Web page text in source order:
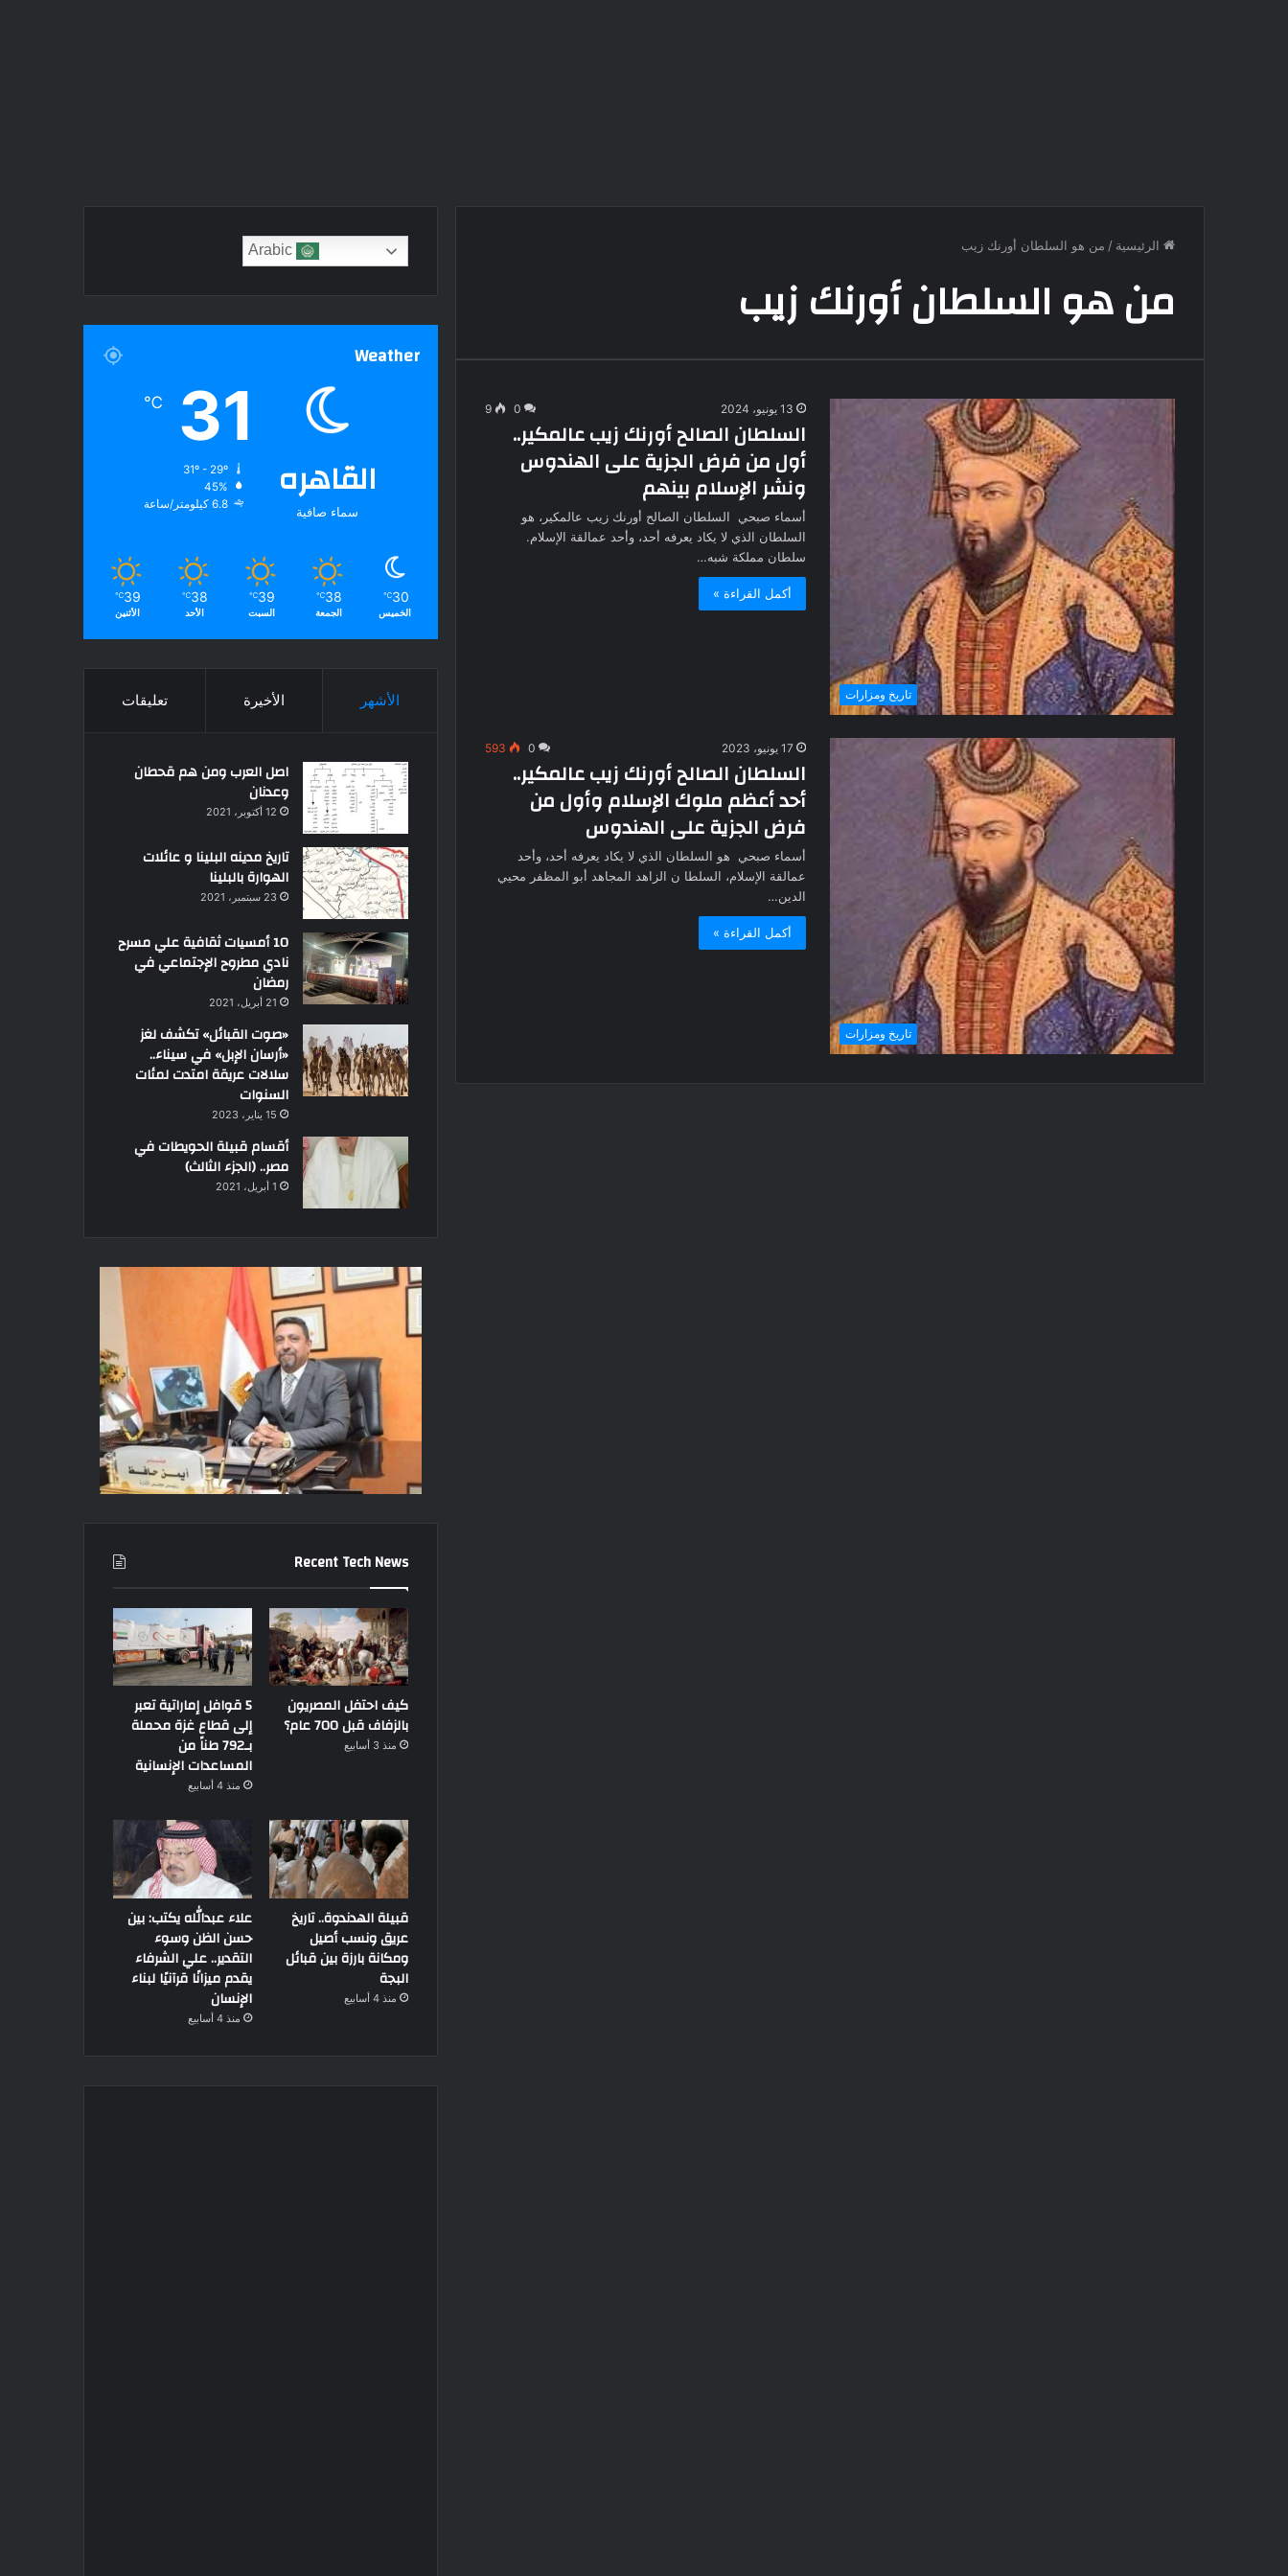
الرئيسية / من هو السلطان أورنك زيب
من هو السلطان أورنك زيب
تاريخ ومزارات
13 يونيو، 2024 0
9
السلطان الصالح أورنك زيب عالمكير..
أول من فرض الجزية على الهندوس
ونشر الإسلام بينهم
أسماء صبحي السلطان الصالح أورنك زيب عالمكير، هو
السلطان الذي لا يكاد يعرفه أحد، وأحد عمالقة الإسلام.
سلطان مملكة شبه…
أكمل القراءة »
تاريخ ومزارات
17 يونيو، 2023 0
593
السلطان الصالح أورنك زيب عالمكير..
أحد أعظم ملوك الإسلام وأول من
فرض الجزية على الهندوس
أسماء صبحي هو السلطان الذي لا يكاد يعرفه أحد، وأحد
عمالقة الإسلام، السلطا ن الزاهد المجاهد أبو المظفر محيي
الدين…
أكمل القراءة »
Arabic
Weather
القاهره
سماء صافية
31
℃
45%
6.8 كيلومتر/ساعة
30
℃
الخميس
38
℃
الجمعة
39
℃
السبت
38
℃
الأحد
39
℃
الأثنين
الأشهر الأخيرة تعليقات
اصل العرب ومن هم قحطان
وعدنان
12 أكتوبر، 2021
تاريخ مدينه البلينا و عائلات
الهوارة بالبلينا
23 سبتمبر، 2021
10 أمسيات ثقافية علي مسرح
نادي مطروح الإجتماعي في
رمضان
21 أبريل، 2021
«صوت القبائل» تكشف لغز
«أرسان الإبل» في سيناء..
سلالات عريقة امتدت لمئات
السنوات
15 يناير، 2023
أقسام قبيلة الحويطات في
مصر.. (الجزء الثالث)
1 أبريل، 2021
Recent Tech News
كيف احتفل المصريون
بالزفاف قبل 700 عام؟
منذ 3 أسابيع
5 قوافل إماراتية تعبر
إلى قطاع غزة محملة
بـ792 طناً من
المساعدات الإنسانية
منذ 4 أسابيع
قبيلة الهدندوة.. تاريخ
عريق ونسب أصيل
ومكانة بارزة بين قبائل
البجة
منذ 4 أسابيع
علاء عبدالله يكتب: بين
حسن الظن وسوء
التقدير.. علي الشرفاء
يقدم ميزانًا قرآنيًا لبناء
الإنسان
منذ 4 أسابيع